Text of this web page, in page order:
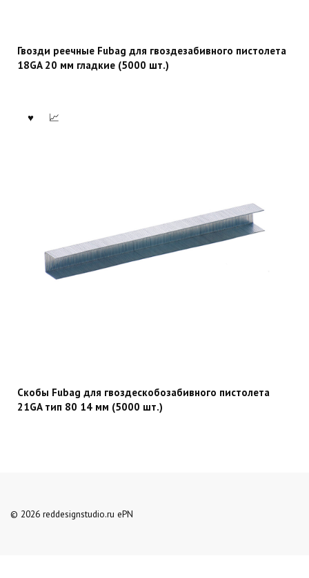
Гвозди реечные Fubag для гвоздезабивного пистолета
18GA 20 мм гладкие (5000 шт.)
Скобы Fubag для гвоздескобозабивного пистолета
21GA тип 80 14 мм (5000 шт.)
© 2026 reddesignstudio.ru ePN